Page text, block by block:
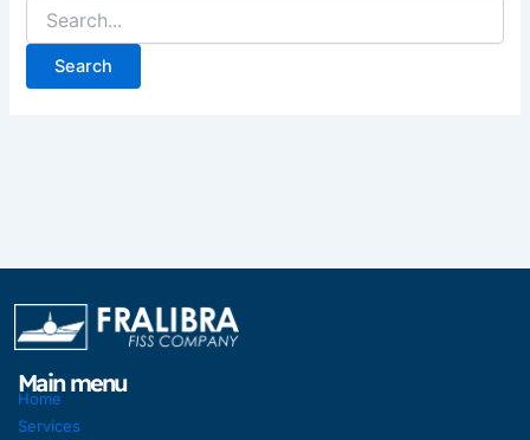
Main menu
Home
Services